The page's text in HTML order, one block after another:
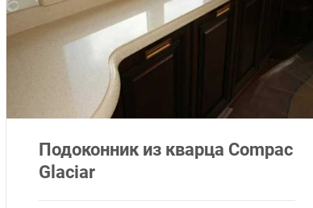
Подоконник из кварца Compac
Glaciar